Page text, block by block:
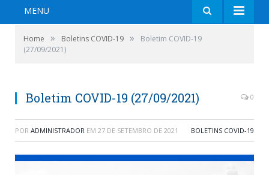
MENU
Home » Boletins COVID-19 »
Boletim COVID-19
(27/09/2021)
Boletim COVID-19 (27/09/2021) 0
POR ADMINISTRADOR EM 27 DE SETEMBRO DE 2021 BOLETINS COVID-19